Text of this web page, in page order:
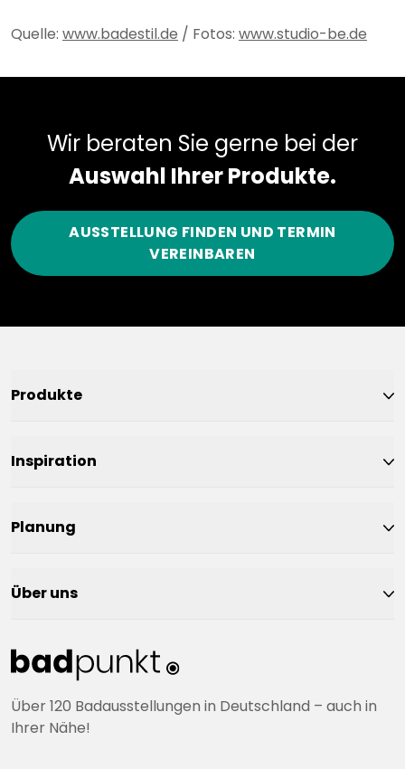
Quelle: www.badestil.de / Fotos: www.studio-be.de
Wir beraten Sie gerne bei der
Auswahl Ihrer Produkte.
AUSSTELLUNG FINDEN UND TERMIN
VEREINBAREN
Über 120 Badausstellungen in Deutschland – auch in
Ihrer Nähe!
Produkte
Inspiration
Planung
Über uns